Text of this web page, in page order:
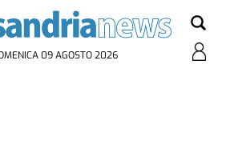
09 AGOSTO 2026